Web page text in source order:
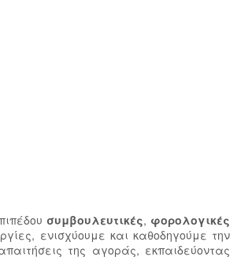
συμβουλευτικές, φορολογικές
ενισχύουμε και καθοδηγούμε την
της αγοράς, εκπαιδεύοντας